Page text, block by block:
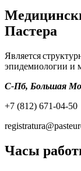
Пастера
Является
эпидемиологии и
С-Пб, Большая
+7 (812) 671-04-50
Часы